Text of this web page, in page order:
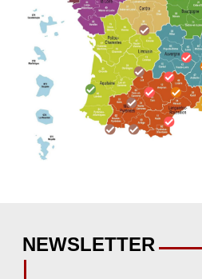
NEWSLETTER